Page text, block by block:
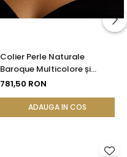
Colier Perle Naturale
Baroque Multicolore și
Închizătoare Argint 925 |
781,50 RON
ADAUGA IN COS